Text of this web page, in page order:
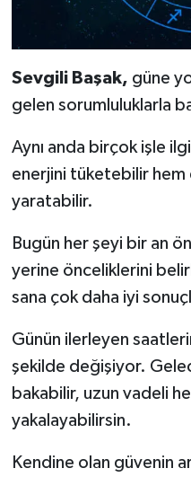
Sevgili Başak, güne
gelen sorumluluklarla
Aynı anda birçok işle
enerjini tüketebilir
yaratabilir.
Bugün her şeyi bir an
yerine önceliklerini
sana çok daha iyi
Günün ilerleyen
şekilde değişiyor.
bakabilir, uzun vadeli
yakalayabilirsin.
Kendine olan güvenin